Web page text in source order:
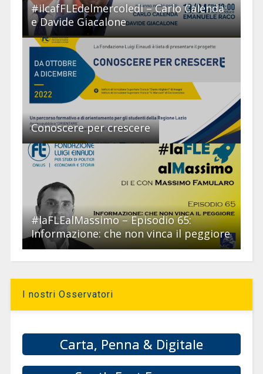
#ilcafFLEdelmercoledi – Carlo Calenda
e Davide Giacalone
Conoscere per crescere
#laFLEalMassimo – Episodio 65:
Informazione: che non vinca il peggiore
I nostri Osservatori
Carta, Penna & Digitale